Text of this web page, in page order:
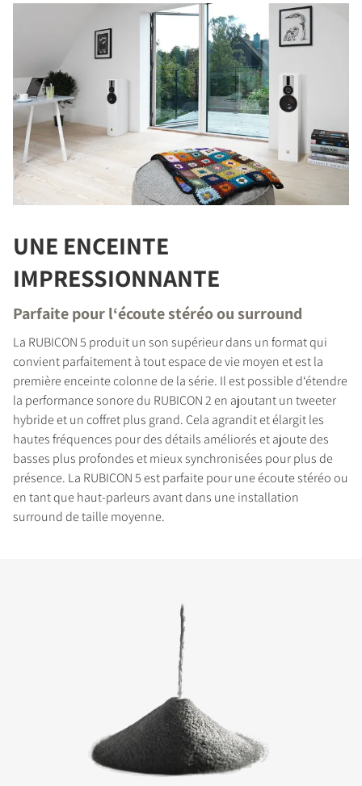
UNE ENCEINTE
IMPRESSIONNANTE
Parfaite pour l‘écoute stéréo ou surround
La RUBICON 5 produit un son supérieur dans un format qui
convient parfaitement à tout espace de vie moyen et est la
première enceinte colonne de la série. Il est possible d‘étendre
la performance sonore du RUBICON 2 en ajoutant un tweeter
hybride et un coffret plus grand. Cela agrandit et élargit les
hautes fréquences pour des détails améliorés et ajoute des
basses plus profondes et mieux synchronisées pour plus de
présence. La RUBICON 5 est parfaite pour une écoute stéréo ou
en tant que haut-parleurs avant dans une installation
surround de taille moyenne.